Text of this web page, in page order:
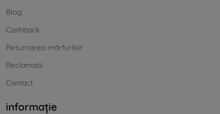
Blog
Cashback
Returnarea mărfurilor
Reclamatii
Contact
informație